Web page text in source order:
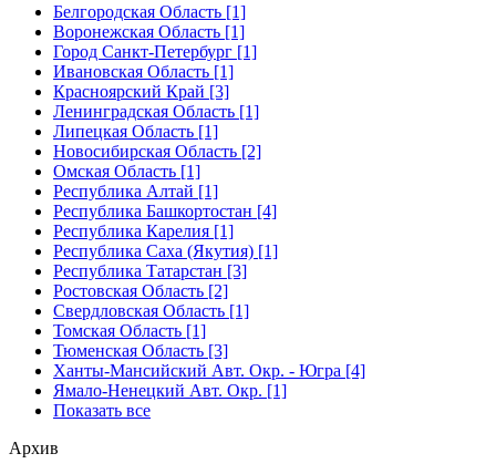
Белгородская Область [1]
Воронежская Область [1]
Город Санкт-Петербург [1]
Ивановская Область [1]
Красноярский Край [3]
Ленинградская Область [1]
Липецкая Область [1]
Новосибирская Область [2]
Омская Область [1]
Республика Алтай [1]
Республика Башкортостан [4]
Республика Карелия [1]
Республика Саха (Якутия) [1]
Республика Татарстан [3]
Ростовская Область [2]
Свердловская Область [1]
Томская Область [1]
Тюменская Область [3]
Ханты-Мансийский Авт. Окр. - Югра [4]
Ямало-Ненецкий Авт. Окр. [1]
Показать все
Архив